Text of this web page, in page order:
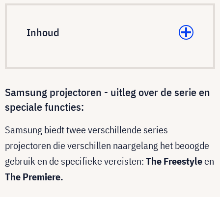
Inhoud
Samsung projectoren - uitleg over de serie en
speciale functies:
Samsung biedt twee verschillende series
projectoren die verschillen naargelang het beoogde
gebruik en de specifieke vereisten:The Freestyleen
The Premiere.